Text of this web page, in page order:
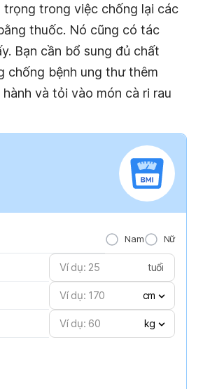
trọng trong việc chống lại các
thuốc. Nó cũng có tác
Bạn cần bổ sung đủ chất
chống bệnh ung thư thêm
và tỏi vào món cà ri rau
Nam Nữ
tuổi
cm
kg